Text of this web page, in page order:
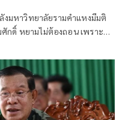
งมหาวิทยาลัยรามคำแหงมีมติ
ดิ์ หยามไม่ต้องถอน เพราะ